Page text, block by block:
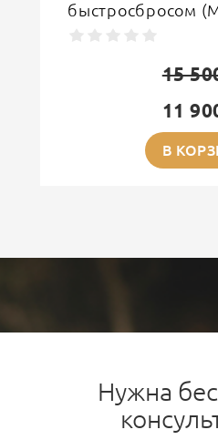
быстросбросом
15
11
В
Нужна